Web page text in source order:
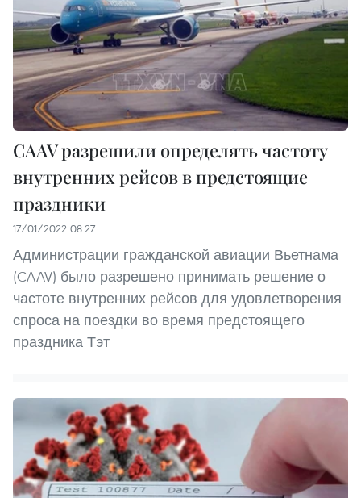
CAAV разрешили определять частоту
внутренних рейсов в предстоящие
праздники
17/01/2022 08:27
Администрации гражданской авиации Вьетнама
(CAAV) было разрешено принимать решение о
частоте внутренних рейсов для удовлетворения
спроса на поездки во время предстоящего
праздника Тэт